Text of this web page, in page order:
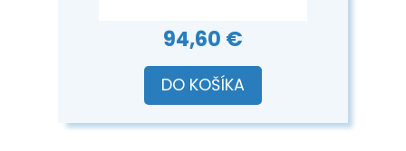
94,60 €
DO KOŠÍKA